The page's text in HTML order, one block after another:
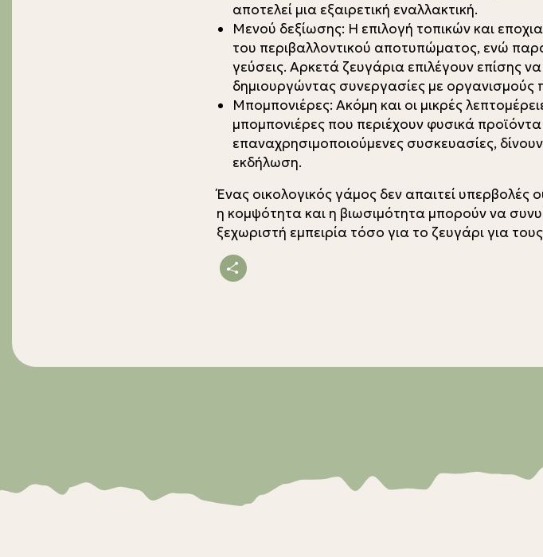
αποτελεί μια εξαιρετική εναλλακτική.
Μενού δεξίωσης: Η επιλογή τοπικών και
του περιβαλλοντικού αποτυπώματος, ενώ
γεύσεις. Αρκετά ζευγάρια επιλέγουν επίσης
δημιουργώντας συνεργασίες με οργανισμούς
Μπομπονιέρες: Ακόμη και οι μικρές
μπομπονιέρες που περιέχουν φυσικά
επαναχρησιμοποιούμενες συσκευασίες,
εκδήλωση.
Ένας οικολογικός γάμος δεν απαιτεί υπερβολές
η κομψότητα και η βιωσιμότητα μπορούν να
ξεχωριστή εμπειρία τόσο για το ζευγάρι για